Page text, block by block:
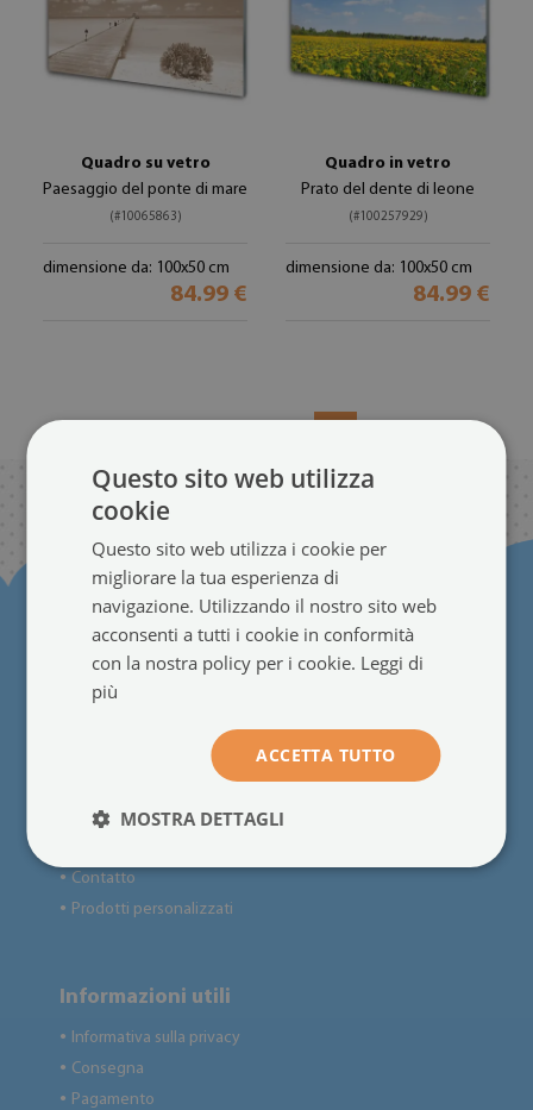
Quadro su vetro
Paesaggio del ponte di mare
(#10065863)
dimensione da: 100x50 cm
84.99 €
Quadro in vetro
Prato del dente di leone
(#100257929)
dimensione da: 100x50 cm
84.99 €
Feedback
● Contatto
● Prodotti personalizzati
Informazioni utili
● Informativa sulla privacy
● Consegna
● Pagamento
Questo sito web utilizza
cookie
Questo sito web utilizza i cookie per
migliorare la tua esperienza di
navigazione. Utilizzando il nostro sito web
acconsenti a tutti i cookie in conformità
con la nostra policy per i cookie. Leggi di
più
ACCETTA TUTTO
MOSTRA DETTAGLI